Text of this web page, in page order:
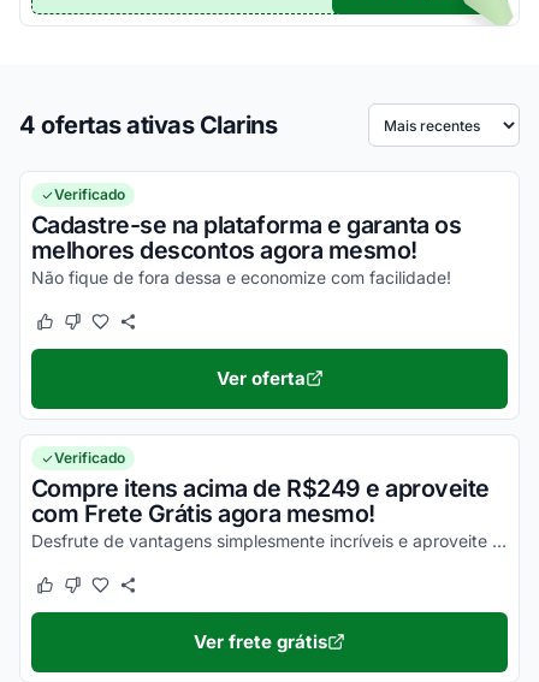
4 ofertas ativas Clarins Ordenar por
Verificado
Cadastre-se na plataforma e garanta os
melhores descontos agora mesmo!
Não fique de fora dessa e economize com facilidade!
Este cupom funcionou
Este cupom não funcionou
Ver oferta
Verificado
Compre itens acima de R$249 e aproveite
com Frete Grátis agora mesmo!
Desfrute de vantagens simplesmente incríveis e aproveite com os melhores descontos!
Este cupom funcionou
Este cupom não funcionou
Ver frete grátis